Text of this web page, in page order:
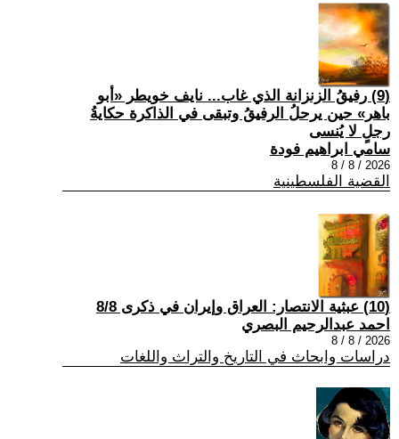
(9) رفيقُ الزنزانة الذي غاب... نايف خويطر «أبو
باهر» حين يرحلُ الرفيقُ وتبقى في الذاكرة حكايةُ
رجلٍ لا يُنسى
سامي ابراهيم فودة
2026 / 8 / 8
القضية الفلسطينية
(10) عبثية الانتصار: العراق وإيران في ذكرى 8/8
احمد عبدالرحيم البصري
2026 / 8 / 8
دراسات وابحاث في التاريخ والتراث واللغات